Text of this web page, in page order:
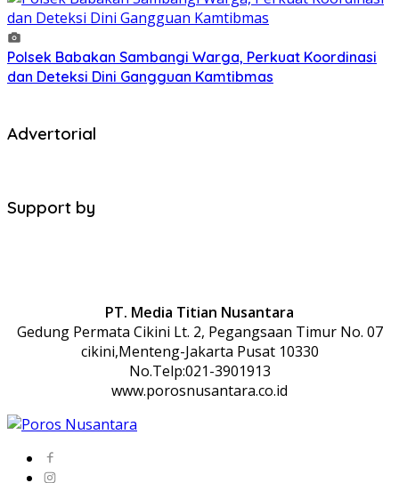
Polsek Babakan Sambangi Warga, Perkuat Koordinasi
dan Deteksi Dini Gangguan Kamtibmas
Advertorial
Support by
PT. Media Titian Nusantara
Gedung Permata Cikini Lt. 2, Pegangsaan Timur No. 07
cikini,Menteng-Jakarta Pusat 10330
No.Telp:021-3901913
www.porosnusantara.co.id